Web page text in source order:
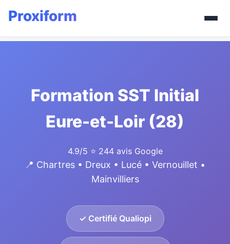
Formation SST Initial
Eure-et-Loir (28)
4.9/5 ⭐ 244 avis Google
📍 Chartres • Dreux • Lucé • Vernouillet •
Mainvilliers
✓ Certifié Qualiopi